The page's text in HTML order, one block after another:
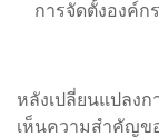
การจัดตั้งองค์ก
หลังเปลี่ยนแปลงก
เห็นความสำคัญข